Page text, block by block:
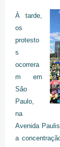
À tarde,
os
protesto
s
ocorrera
m em
São
Paulo,
na
Avenida
a